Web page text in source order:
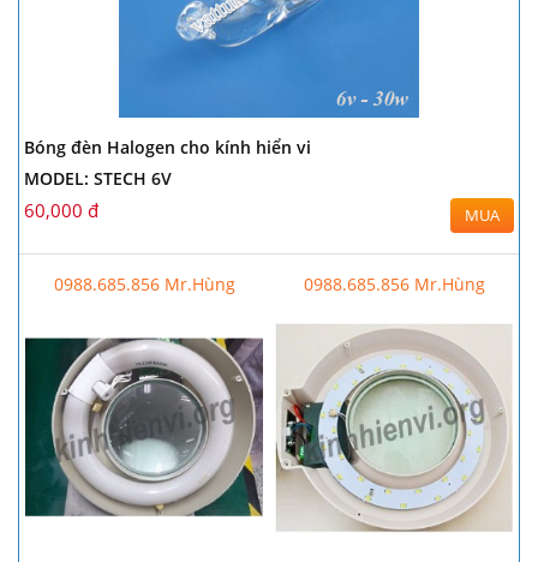
Bóng đèn Halogen cho kính hiển vi
MODEL: STECH 6V
60,000 đ MUA
0988.685.856 Mr.Hùng 0988.685.856 Mr.Hùng